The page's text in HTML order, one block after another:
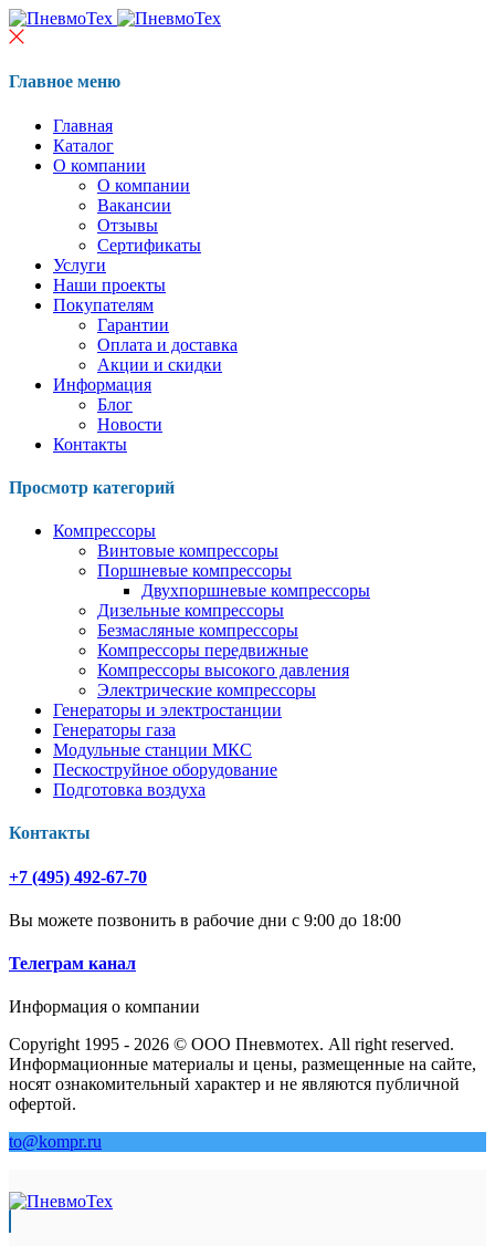
Главное меню
Главная
Каталог
О компании
О компании
Вакансии
Отзывы
Сертификаты
Услуги
Наши проекты
Покупателям
Гарантии
Оплата и доставка
Акции и скидки
Информация
Блог
Новости
Контакты
Просмотр категорий
Компрессоры
Винтовые компрессоры
Поршневые компрессоры
Двухпоршневые компрессоры
Дизельные компрессоры
Безмасляные компрессоры
Компрессоры передвижные
Компрессоры высокого давления
Электрические компрессоры
Генераторы и электростанции
Генераторы газа
Модульные станции МКС
Пескоструйное оборудование
Подготовка воздуха
Контакты
+7 (495) 492-67-70
Вы можете позвонить в рабочие дни с 9:00 до 18:00
Телеграм канал
Информация о компании
Copyright 1995 - 2026 © ООО Пневмотех. All right reserved.
Информационные материалы и цены, размещенные на сайте,
носят ознакомительный характер и не являются публичной
офертой.
to@kompr.ru